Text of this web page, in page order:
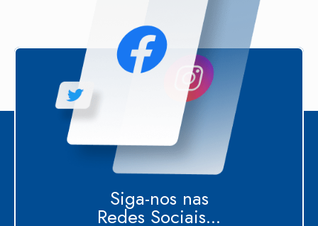
Siga-nos nas
Redes Sociais...